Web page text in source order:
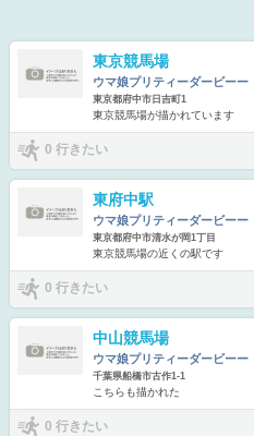
東京競馬場
ウマ娘プリティーダービーー
東京都府中市日吉町1
東京競馬場が描かれています
0 行きたい
東府中駅
ウマ娘プリティーダービーー
東京都府中市清水が岡1丁目
東京競馬場の近くの駅です
0 行きたい
中山競馬場
ウマ娘プリティーダービーー
千葉県船橋市古作1-1
こちらも描かれた
0 行きたい